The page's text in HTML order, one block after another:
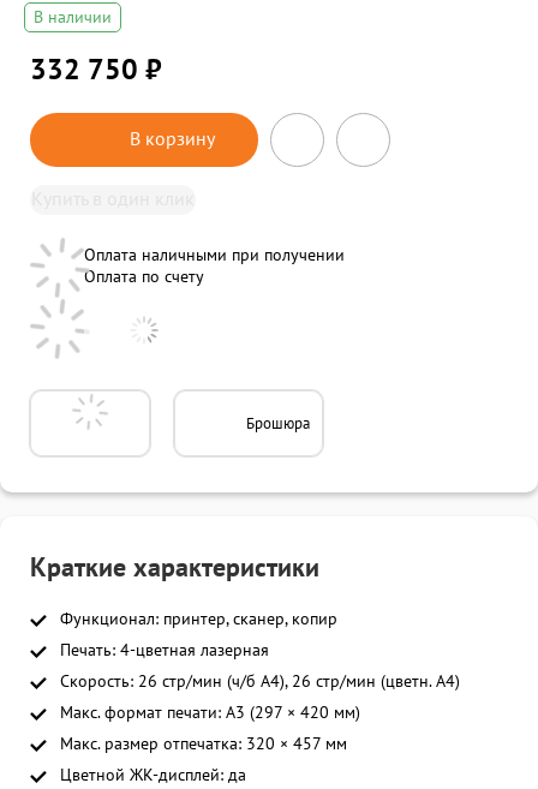
В наличии
332 750 ₽
В корзину
Оплата наличными при получении
Оплата по счету
Брошюра
Краткие характеристики
Функционал: принтер, сканер, копир
Печать: 4-цветная лазерная
Скорость: 26 стр/мин (ч/б A4), 26 стр/мин (цветн. А4)
Макс. формат печати: A3 (297 × 420 мм)
Макс. размер отпечатка: 320 × 457 мм
Цветной ЖК-дисплей: да